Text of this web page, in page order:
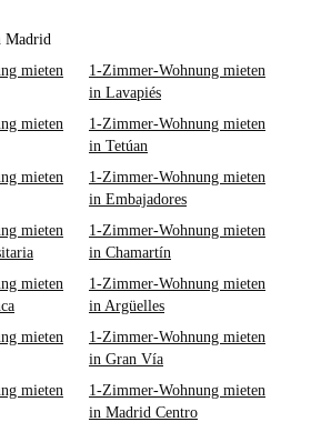
Madrid
mieten
1-Zimmer-Wohnung mieten
in Lavapiés
mieten
1-Zimmer-Wohnung mieten
in Tetúan
mieten
1-Zimmer-Wohnung mieten
in Embajadores
mieten
1-Zimmer-Wohnung mieten
in Chamartín
mieten
1-Zimmer-Wohnung mieten
in Argüelles
mieten
1-Zimmer-Wohnung mieten
in Gran Vía
mieten
1-Zimmer-Wohnung mieten
in Madrid Centro